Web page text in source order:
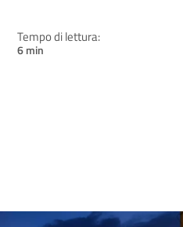
Tempo di lettura:
6 min